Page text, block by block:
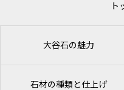
ト
大谷石の魅力
石材の種類と仕上げ